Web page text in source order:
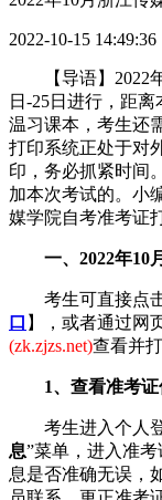
2022-10-15 14:49:36
【导语】2022年
日-25日进行，距
温习课本，考生还
打印系统正处于对
印，务必抓紧时间
加本次考试的。小
媒学院自考准考证
一、2022年10
考生可直接点击
口 】，或者通过网
(zk.zjzs.net)查看并
1、查看准考证
考生进入个人登
息”菜单，进入准
息是否准确无误，